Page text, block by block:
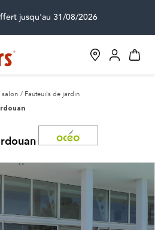
jusqu'au 31/08/2026
salon Fauteuils de jardin